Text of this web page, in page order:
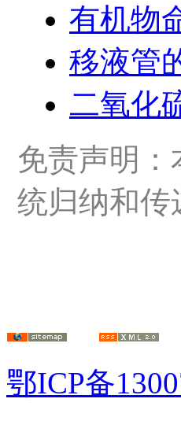
有机物
移液管
二氧化
免责声明
统归纳和传
鄂ICP备